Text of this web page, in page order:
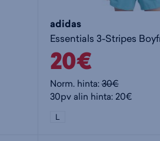
adidas
20€
Norm. hinta:30€
30pv alin hinta: 20€
L